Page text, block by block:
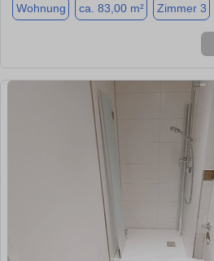
Wohnung ca. 83,00 m² Zimmer 3